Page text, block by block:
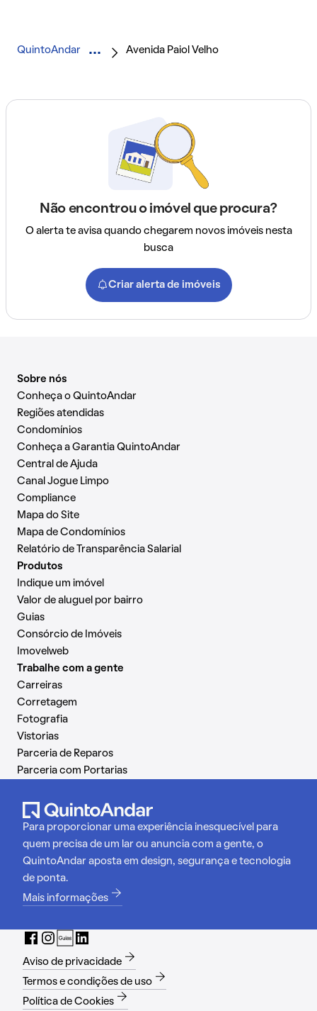
QuintoAndar Avenida Paiol Velho
Não encontrou o imóvel que procura?
O alerta te avisa quando chegarem novos imóveis nesta
busca
Criar alerta de imóveis
Sobre nós
Conheça o QuintoAndar
Regiões atendidas
Condomínios
Conheça a Garantia QuintoAndar
Central de Ajuda
Canal Jogue Limpo
Compliance
Mapa do Site
Mapa de Condomínios
Relatório de Transparência Salarial
Produtos
Indique um imóvel
Valor de aluguel por bairro
Guias
Consórcio de Imóveis
Imovelweb
Trabalhe com a gente
Carreiras
Corretagem
Fotografia
Vistorias
Parceria de Reparos
Parceria com Portarias
Para proporcionar uma experiência inesquecível para
quem precisa de um lar ou anuncia com a gente, o
QuintoAndar aposta em design, segurança e tecnologia
de ponta.
Mais informações
Aviso de privacidade
Termos e condições de uso
Política de Cookies